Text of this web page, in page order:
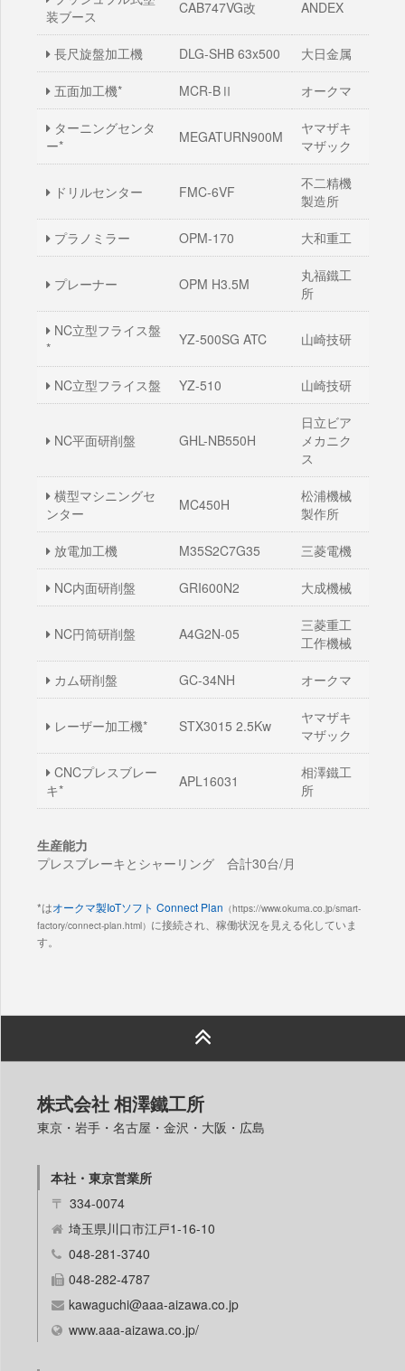
装ブース
CAB747VG改 ANDEX
長尺旋盤加工機 DLG-SHB 63x500 大日金属
五面加工機* MCR-BⅡ オークマ
ターニングセンタ
ー*
MEGATURN900M
ヤマザキ
マザック
ドリルセンター FMC-6VF
不二精機
製造所
プラノミラー OPM-170 大和重工
プレーナー OPM H3.5M
丸福鐵工
所
NC立型フライス盤
*
YZ-500SG ATC 山崎技研
NC立型フライス盤 YZ-510 山崎技研
NC平面研削盤 GHL-NB550H
日立ビア
メカニク
ス
横型マシニングセ
ンター
MC450H
松浦機械
製作所
放電加工機 M35S2C7G35 三菱電機
NC内面研削盤 GRI600N2 大成機械
NC円筒研削盤 A4G2N-05
三菱重工
工作機械
カム研削盤 GC-34NH オークマ
レーザー加工機* STX3015 2.5Kw
ヤマザキ
マザック
CNCプレスブレー
キ*
APL16031
相澤鐵工
所
生産能力
プレスブレーキとシャーリング 合計30台/月
*はオークマ製IoTソフト Connect Plan （https://www.okuma.co.jp/smart-
factory/connect-plan.html） に接続され、稼働状況を見える化していま
す。
株式会社 相澤鐵工所
東京・岩手・名古屋・金沢・大阪・広島
本社・東京営業所
〒 334-0074
埼玉県川口市江戸1-16-10
048-281-3740
048-282-4787
kawaguchi@aaa-aizawa.co.jp
www.aaa-aizawa.co.jp/